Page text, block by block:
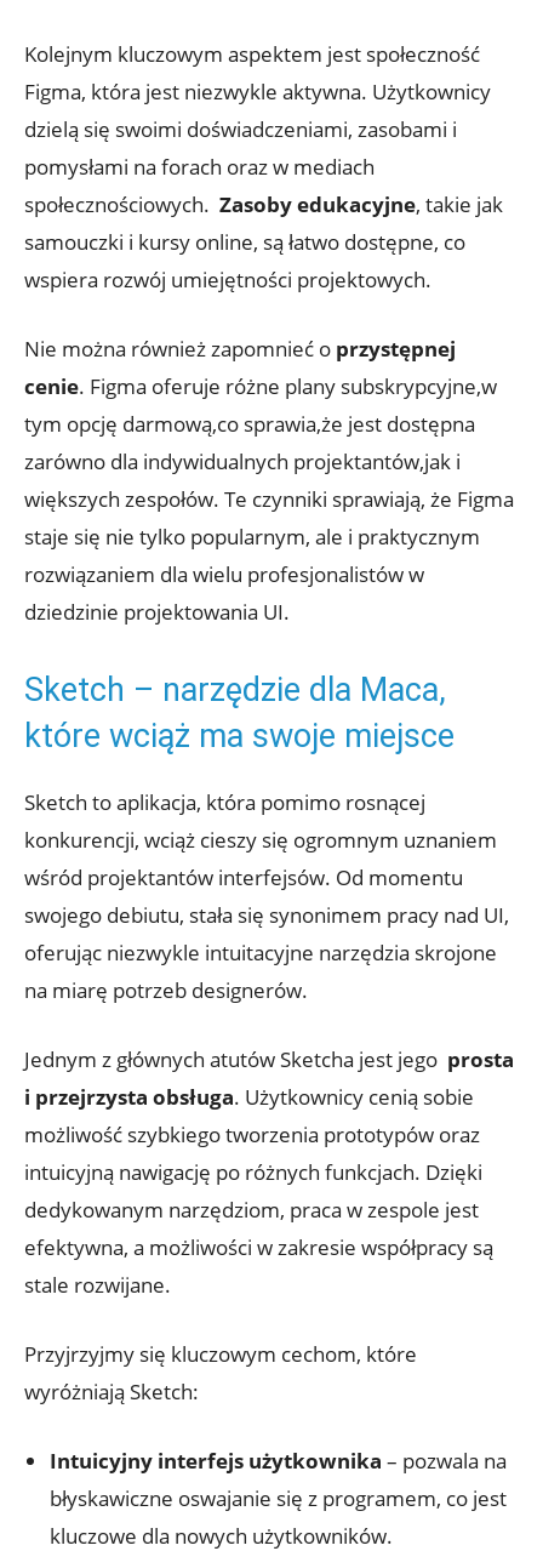
Kolejnym⁢ kluczowym aspektem jest społeczność
Figma, która jest ⁣niezwykle aktywna. Użytkownicy
dzielą⁢ się ⁣swoimi doświadczeniami, zasobami‌ i
pomysłami⁢ na forach⁣ oraz ‍w mediach
⁢społecznościowych. ⁢ Zasoby edukacyjne, takie jak ​
samouczki ⁤i kursy online, są łatwo dostępne, co‍
wspiera rozwój‌ umiejętności projektowych.
Nie można również zapomnieć o‌ przystępnej
cenie. Figma oferuje⁢ różne plany ⁢subskrypcyjne,w ​
tym opcję darmową,co sprawia,że jest​ dostępna
⁤zarówno dla‌ indywidualnych⁤ projektantów,jak i ​
większych zespołów. Te ⁤czynniki‍ sprawiają, że Figma
staje się ⁢nie tylko popularnym, ‌ale i‌ praktycznym
rozwiązaniem ​dla wielu profesjonalistów w
dziedzinie projektowania UI.
Sketch – narzędzie⁢ dla⁣ Maca,
które⁤ wciąż ma ⁣swoje ⁣miejsce
Sketch to‌ aplikacja, która pomimo rosnącej
konkurencji, wciąż cieszy się ogromnym uznaniem
wśród projektantów interfejsów. ⁣Od momentu
⁤swojego debiutu, stała ⁤się synonimem pracy nad UI,
oferując⁣ niezwykle intuitacyjne⁤ narzędzia skrojone
‍na miarę potrzeb designerów. ‌
Jednym ​z ⁢głównych atutów Sketcha jest jego ⁢ prosta​
i ‍przejrzysta obsługa. Użytkownicy cenią sobie
możliwość szybkiego tworzenia prototypów oraz
intuicyjną​ nawigację po różnych funkcjach.⁢ Dzięki
dedykowanym‍ narzędziom, praca w zespole jest
efektywna, a możliwości ‌w zakresie współpracy są
stale rozwijane.
Przyjrzyjmy​ się kluczowym ‌cechom, które⁢
wyróżniają Sketch:
Intuicyjny interfejs użytkownika – ‌pozwala ‌na
błyskawiczne oswajanie się z programem, co jest⁣
kluczowe dla nowych ‌użytkowników.